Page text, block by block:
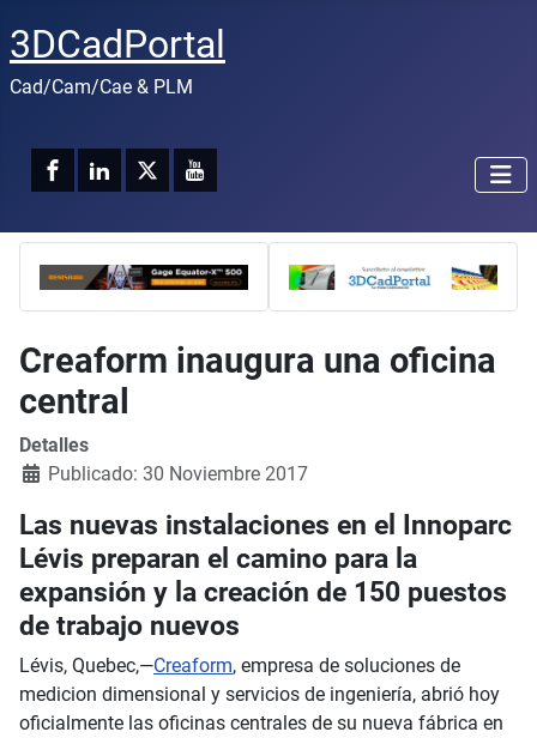
3DCadPortal
Cad/Cam/Cae & PLM
Creaform inaugura una oficina
central
Detalles
Publicado: 30 Noviembre 2017
Las nuevas instalaciones en el Innoparc
Lévis preparan el camino para la
expansión y la creación de 150 puestos
de trabajo nuevos
Lévis, Quebec,—Creaform, empresa de soluciones de
medicion dimensional y servicios de ingeniería, abrió hoy
oficialmente las oficinas centrales de su nueva fábrica en